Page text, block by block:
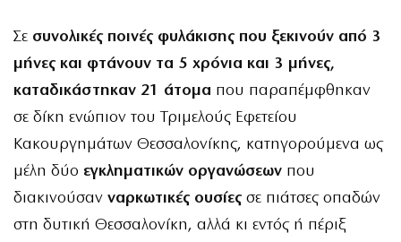
Σε συνολικές ποινές φυλάκισης που ξεκινούν από 3
μήνες και φτάνουν τα 5 χρόνια και 3 μήνες,
καταδικάστηκαν 21 άτομα που παραπέμφθηκαν
σε δίκη ενώπιον του Τριμελούς Εφετείου
Κακουργημάτων Θεσσαλονίκης, κατηγορούμενα ως
μέλη δύο εγκληματικών οργανώσεων που
διακινούσαν ναρκωτικές ουσίες σε πιάτσες οπαδών
στη δυτική Θεσσαλονίκη, αλλά κι εντός ή πέριξ